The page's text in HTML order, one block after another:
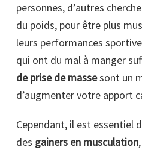
personnes, d’autres
du poids, pour être plus
leurs performances
qui ont du mal à manger
de prise de massesont un
d’augmenter votre apport
Cependant, il est essentiel
des gainers en musculation